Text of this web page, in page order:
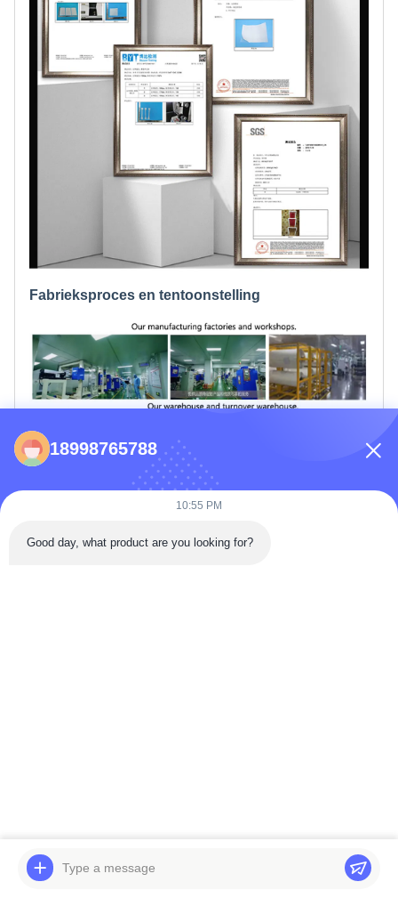
Fabrieksproces en tentoonstelling
Verpakking en verzending
18998765788
10:55 PM
Good day, what product are you looking for?